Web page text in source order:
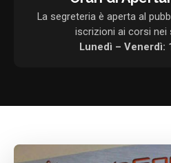
La segreteria è aperta al
iscrizioni ai corsi nei
Lunedì – Venerdì: